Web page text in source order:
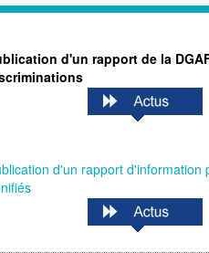
d'un rapport de la
d'un rapport